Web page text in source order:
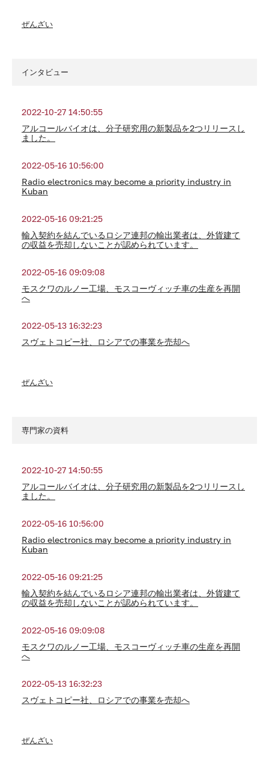
ぜんざい
インタビュー
2022-10-27 14:50:55
アルコールバイオは、分子研究用の新製品を2つリリースし
ました。
2022-05-16 10:56:00
Radio electronics may become a priority industry in
Kuban
2022-05-16 09:21:25
輸入契約を結んでいるロシア連邦の輸出業者は、外貨建て
の収益を売却しないことが認められています。
2022-05-16 09:09:08
モスクワのルノー工場、モスコーヴィッチ車の生産を再開
へ
2022-05-13 16:32:23
スヴェトコピー社、ロシアでの事業を売却へ
ぜんざい
専門家の資料
2022-10-27 14:50:55
アルコールバイオは、分子研究用の新製品を2つリリースし
ました。
2022-05-16 10:56:00
Radio electronics may become a priority industry in
Kuban
2022-05-16 09:21:25
輸入契約を結んでいるロシア連邦の輸出業者は、外貨建て
の収益を売却しないことが認められています。
2022-05-16 09:09:08
モスクワのルノー工場、モスコーヴィッチ車の生産を再開
へ
2022-05-13 16:32:23
スヴェトコピー社、ロシアでの事業を売却へ
ぜんざい